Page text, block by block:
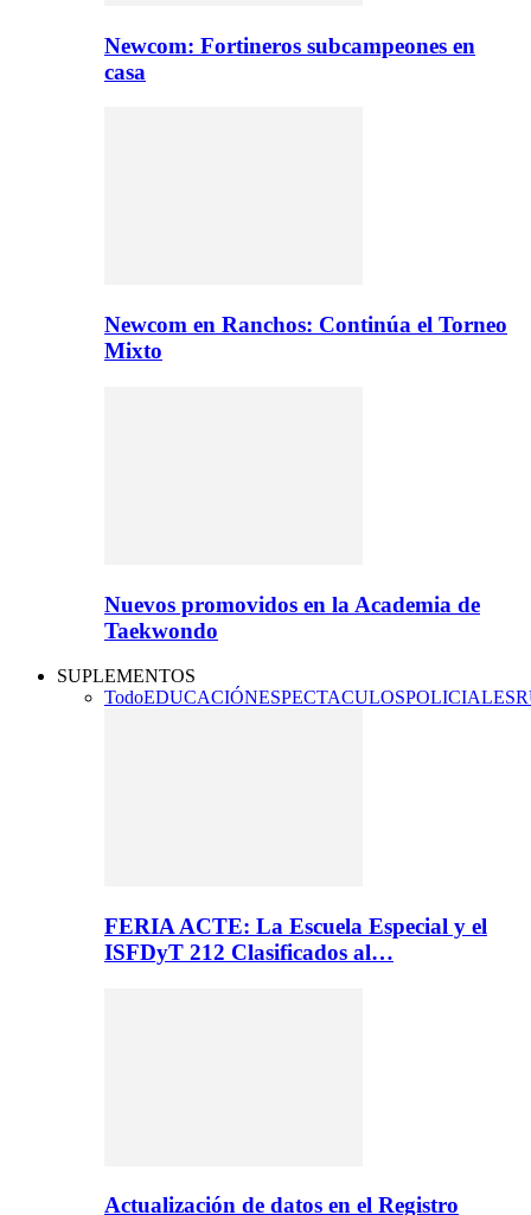
Newcom: Fortineros subcampeones en
casa
Newcom en Ranchos: Continúa el Torneo
Mixto
Nuevos promovidos en la Academia de
Taekwondo
SUPLEMENTOS
TodoEDUCACIÓNESPECTACULOSPOLICIALES
FERIA ACTE: La Escuela Especial y el
ISFDyT 212 Clasificados al…
Actualización de datos en el Registro